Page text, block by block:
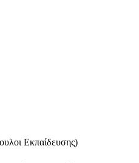
Εκπαίδευσης)